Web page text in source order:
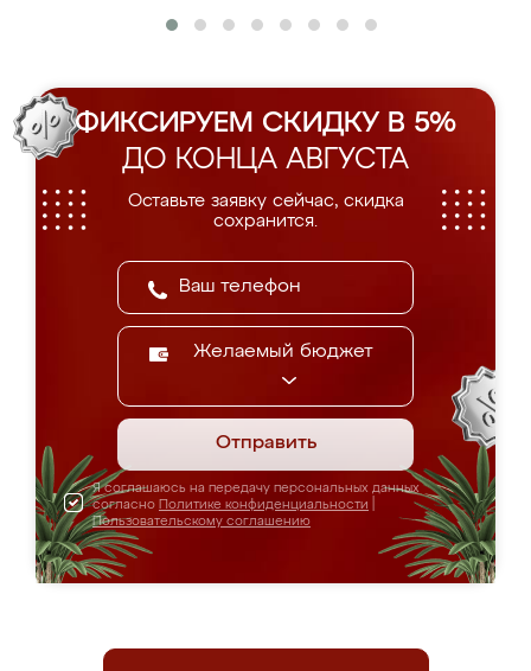
ФИКСИРУЕМ СКИДКУ В 5%
ДО КОНЦА АВГУСТА
Оставьте заявку сейчас, скидка
сохранится.
Желаемый бюджет
Отправить
Я соглашаюсь на передачу персональных данных
согласно Политике конфиденциальности
Пользовательскому соглашению